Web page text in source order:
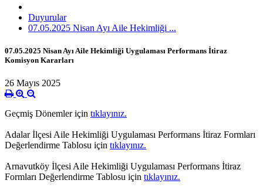
Duyurular
07.05.2025 Nisan Ayı Aile Hekimliği ...
07.05.2025 Nisan Ayı Aile Hekimliği Uygulaması Performans İtiraz
Komisyon Kararları
26 Mayıs 2025
Geçmiş Dönemler için tıklayınız.
Adalar İlçesi Aile Hekimliği Uygulaması Performans İtiraz Formları
Değerlendirme Tablosu için tıklayınız.
Arnavutköy İlçesi Aile Hekimliği Uygulaması Performans İtiraz
Formları Değerlendirme Tablosu için tıklayınız.